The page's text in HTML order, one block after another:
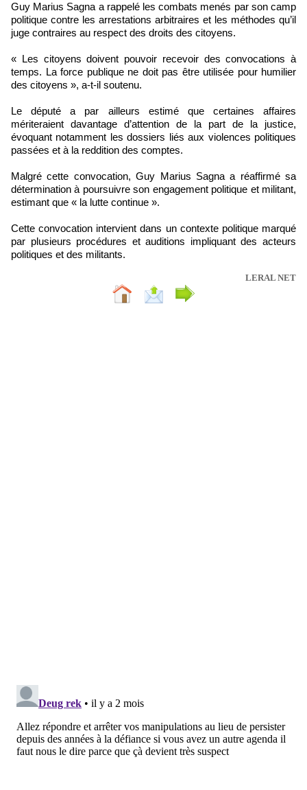
Guy Marius Sagna a rappelé les combats menés par son camp
politique contre les arrestations arbitraires et les méthodes qu’il
juge contraires au respect des droits des citoyens.
« Les citoyens doivent pouvoir recevoir des convocations à
temps. La force publique ne doit pas être utilisée pour humilier
des citoyens », a-t-il soutenu.
Le député a par ailleurs estimé que certaines affaires
mériteraient davantage d’attention de la part de la justice,
évoquant notamment les dossiers liés aux violences politiques
passées et à la reddition des comptes.
Malgré cette convocation, Guy Marius Sagna a réaffirmé sa
détermination à poursuivre son engagement politique et militant,
estimant que « la lutte continue ».
Cette convocation intervient dans un contexte politique marqué
par plusieurs procédures et auditions impliquant des acteurs
politiques et des militants.
LERAL NET